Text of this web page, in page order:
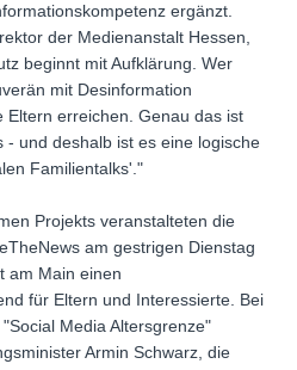
ergänzt.
der Medienanstalt Hessen,
beginnt mit Aufklärung. Wer
mit Desinformation
Eltern erreichen. Genau das ist
- und deshalb ist es eine logische
Familientalks'."
Projekts veranstalteten die
am gestrigen Dienstag
am Main einen
für Eltern und Interessierte. Bei
Media Altersgrenze"
Armin Schwarz, die